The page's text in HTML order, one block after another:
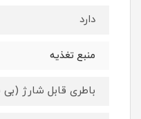
دارد
منبع تغذیه
باطری قابل شارژ